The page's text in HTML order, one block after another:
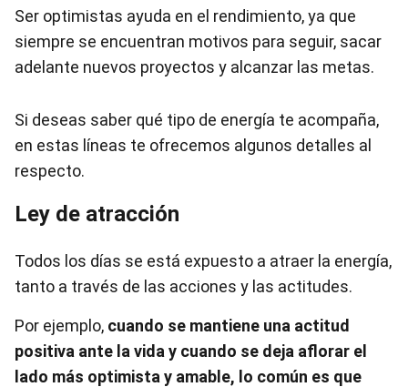
Ser optimistas ayuda en el rendimiento, ya que
siempre se encuentran motivos para seguir, sacar
adelante nuevos proyectos y alcanzar las metas.
Si deseas saber qué tipo de energía te acompaña,
en estas líneas te ofrecemos algunos detalles al
respecto.
Ley de atracción
Todos los días se está expuesto a atraer la energía,
tanto a través de las acciones y las actitudes.
Por ejemplo, cuando se mantiene una actitud
positiva ante la vida y cuando se deja aflorar el
lado más optimista y amable, lo común es que